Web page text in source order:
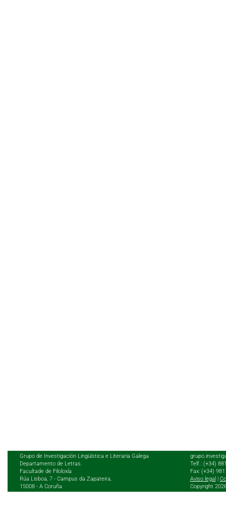
Grupo de Investigación Lingüística e Literaria Galega
Departamento de Letras.
Facultade de Filoloxía
Rúa Lisboa, 7 - Campus da Zapateira,
15008 - A Coruña
Telf.: (+34)
Fax: (+34)
Aviso legal
Copyright